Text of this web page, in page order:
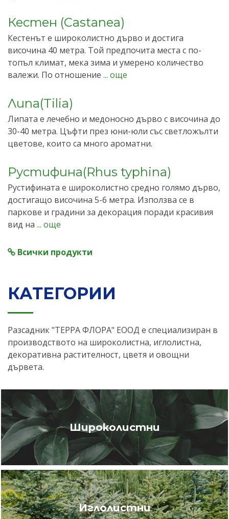
Кестен (Castanea)
Кестенът е широколистно дърво и достига
височина 40 метра. Той предпочита места с по-
топъл климат, мека зима и умерено количество
валежи. По отношение ... още
Липа(Tilia)
Липата е лечебно и медоносно дърво с височина до
30-40 метра. Цъфти през юни-юли със светложълти
цветове, които са много ароматни.
Рустифина(Rhus typhina)
Рустифината е широколистно средно голямо дърво,
достигащо височина 5-6 метра. Използва се в
паркове и градини за декорация поради красивия
вид на ... още
Всички продукти
КАТЕГОРИИ
Разсадник "ТЕРРА ФЛОРА" ЕООД е специализиран в
производството на широколистна, иглолистна,
декоративна растителност, цветя и овощни
дървета.
Широколистни
Иглолистни